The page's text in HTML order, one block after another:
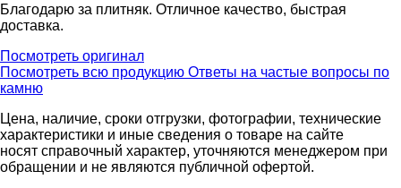
Благодарю за плитняк. Отличное качество, быстрая
доставка.
Посмотреть оригинал
Посмотреть всю продукцию Ответы на частые вопросы по
камню
Цена, наличие, сроки отгрузки, фотографии, технические
характеристики и иные сведения о товаре на сайте
носят справочный характер, уточняются менеджером при
обращении и не являются публичной офертой.